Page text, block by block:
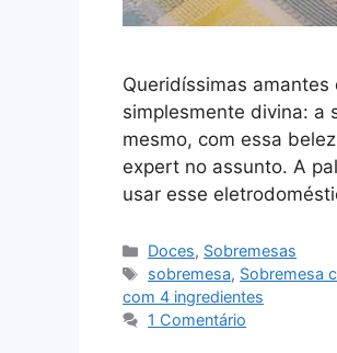
Queridíssimas
simplesmente divina: a
mesmo, com essa
expert no assunto. A
usar esse
Categorias
Doces, Sobremesas
Tags
sobremesa, Sobremesa
com 4 ingredientes
1 Comentário